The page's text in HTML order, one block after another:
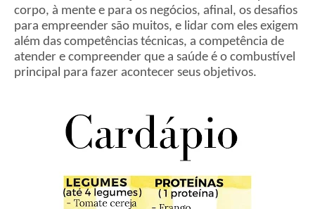
corpo, à mente e para os negócios, afinal, os desafios
para empreender são muitos, e lidar com eles exigem
além das competências técnicas, a competência de
atender e compreender que a saúde é o combustível
principal para fazer acontecer seus objetivos.